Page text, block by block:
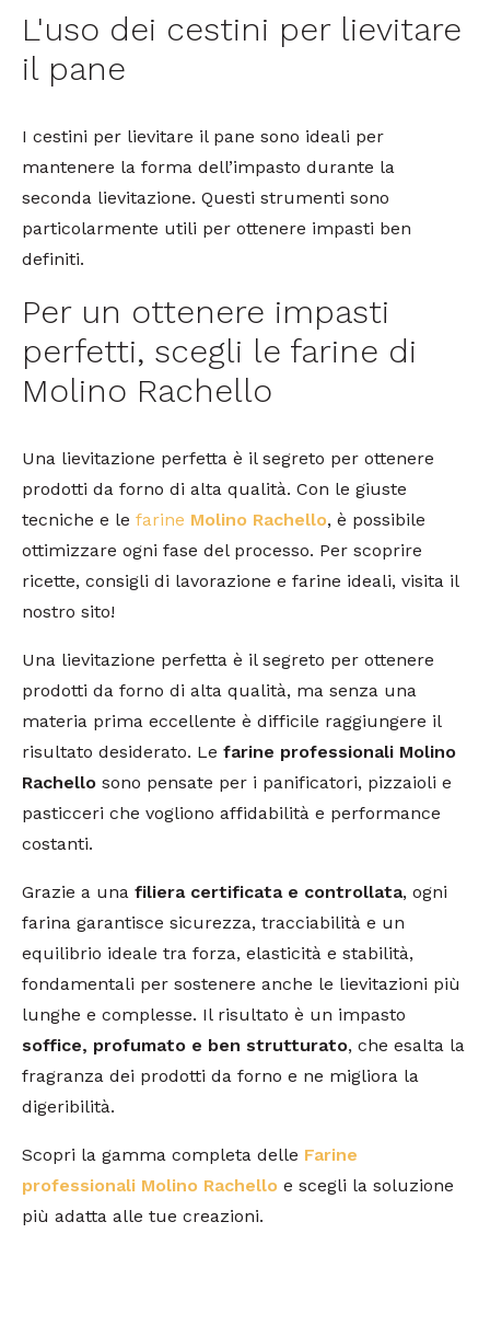
L'uso dei cestini per lievitare
il pane
I cestini per lievitare il pane sono ideali per
mantenere la forma dell’impasto durante la
seconda lievitazione. Questi strumenti sono
particolarmente utili per ottenere impasti ben
definiti.
Per un ottenere impasti
perfetti, scegli le farine di
Molino Rachello
Una lievitazione perfetta è il segreto per ottenere
prodotti da forno di alta qualità. Con le giuste
tecniche e le farine Molino Rachello, è possibile
ottimizzare ogni fase del processo. Per scoprire
ricette, consigli di lavorazione e farine ideali, visita il
nostro sito!
Una lievitazione perfetta è il segreto per ottenere
prodotti da forno di alta qualità, ma senza una
materia prima eccellente è difficile raggiungere il
risultato desiderato. Le farine professionali Molino
Rachello sono pensate per i panificatori, pizzaioli e
pasticceri che vogliono affidabilità e performance
costanti.
Grazie a una filiera certificata e controllata, ogni
farina garantisce sicurezza, tracciabilità e un
equilibrio ideale tra forza, elasticità e stabilità,
fondamentali per sostenere anche le lievitazioni più
lunghe e complesse. Il risultato è un impasto
soffice, profumato e ben strutturato, che esalta la
fragranza dei prodotti da forno e ne migliora la
digeribilità.
Scopri la gamma completa delle Farine
professionali Molino Rachello e scegli la soluzione
più adatta alle tue creazioni.